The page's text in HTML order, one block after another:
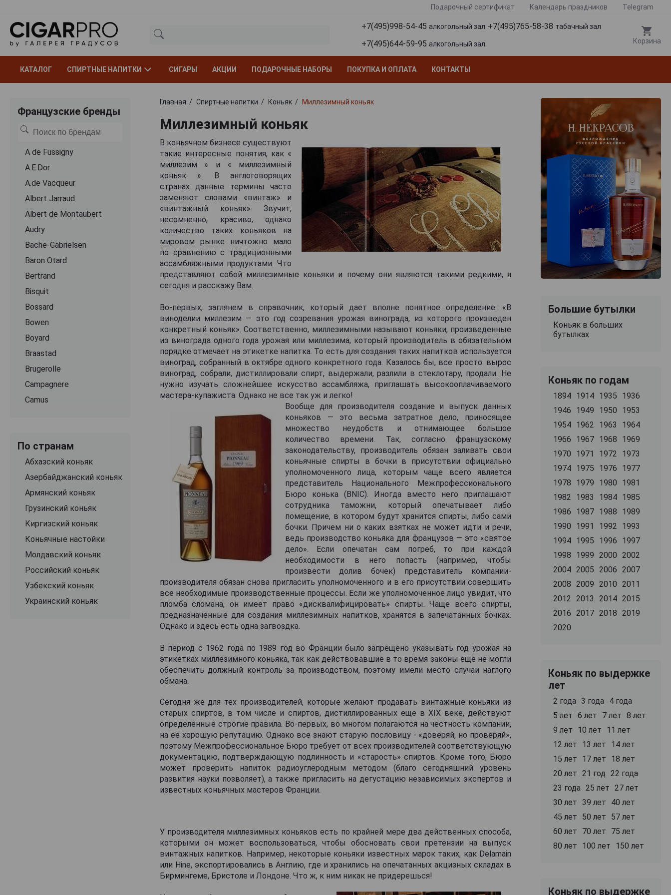
Подарочный сертификат Календарь праздников Telegram
+7(495)998-54-45 алкогольный зал +7(495)765-58-38 табачный зал
+7(495)644-59-95 алкогольный зал Корзина
КАТАЛОГ СПИРТНЫЕ НАПИТКИ СИГАРЫ АКЦИИ ПОДАРОЧНЫЕ НАБОРЫ ПОКУПКА И ОПЛАТА КОНТАКТЫ
Французские бренды
A de Fussigny
A.E.Dor
A.de Vacqueur
Albert Jarraud
Albert de Montaubert
Audry
Bache-Gabrielsen
Baron Otard
Bertrand
Bisquit
Bossard
Bowen
Boyard
Braastad
Brugerolle
Campagnere
Camus
Chateau de Montifaud
Chateau de Triac
Chateau le Grand Vostock
Chronos
Claude Chatelier
Claude Thorin
Comte Joseph
Courvoisier
Croizet
Daniel Bouju
Davidoff
По странам
Абхазский коньяк
Азербайджанский коньяк
Армянский коньяк
Грузинский коньяк
Киргизский коньяк
Коньячные настойки
Молдавский коньяк
Российский коньяк
Узбекский коньяк
Украинский коньяк
Главная Спиртные напитки Коньяк Миллезимный коньяк
Миллезимный коньяк
В коньячном бизнесе существуют
такие интересные понятия, как «
миллезим » и « миллезимный
коньяк ». В англоговорящих
странах данные термины часто
заменяют словами «винтаж» и
«винтажный коньяк». Звучит,
несомненно, красиво, однако
количество таких коньяков на
мировом рынке ничтожно мало
по сравнению с традиционными
ассамбляжными продуктами. Что
представляют собой миллезимные коньяки и почему они являются такими редкими, я
сегодня и расскажу Вам.
Во-первых, заглянем в справочник, который дает вполне понятное определение: «В
виноделии миллезим — это год созревания урожая винограда, из которого произведен
конкретный коньяк». Соответственно, миллезимными называют коньяки, произведенные
из винограда одного года урожая или миллезима, который производитель в обязательном
порядке отмечает на этикетке напитка. То есть для создания таких напитков используется
виноград, собранный в октябре одного конкретного года. Казалось бы, все просто: вырос
виноград, собрали, дистиллировали спирт, выдержали, разлили в стеклотару, продали. Не
нужно изучать сложнейшее искусство ассамбляжа, приглашать высокооплачиваемого
мастера-купажиста. Однако не все так уж и легко!
Вообще для производителя создание и выпуск данных
коньяков — это весьма затратное дело, приносящее
множество неудобств и отнимающее большое
количество времени. Так, согласно французскому
законодательству, производитель обязан заливать свои
коньячные спирты в бочки в присутствии официально
уполномоченного лица, которым чаще всего является
представитель Национального Межпрофессионального
Бюро конька (BNIC). Иногда вместо него приглашают
сотрудника таможни, который опечатывает либо
помещение, в котором будут хранится спирты, либо сами
бочки. Причем ни о каких взятках не может идти и речи,
ведь производство коньяка для французов — это «святое
дело». Если опечатан сам погреб, то при каждой
необходимости в него попасть (например, чтобы
произвести долив бочек) представитель компании-
производителя обязан снова пригласить уполномоченного и в его присутствии совершить
все необходимые производственные процессы. Если же уполномоченное лицо увидит, что
пломба сломана, он имеет право «дисквалифицировать» спирты. Чаще всего спирты,
предназначенные для создания миллезимных напитков, хранятся в запечатанных бочках.
Однако и здесь есть одна загвоздка.
В период с 1962 года по 1989 год во Франции было запрещено указывать год урожая на
этикетках миллезимного коньяка, так как действовавшие в то время законы еще не могли
обеспечить должный контроль за производством, поэтому имели место случаи наглого
обмана.
Сегодня же для тех производителей, которые желают продавать винтажные коньяки из
старых спиртов, в том числе и спиртов, дистиллированных еще в XIX веке, действуют
определенные строгие правила. Во-первых, во многом полагаются на честность компании,
на ее хорошую репутацию. Однако все знают старую пословицу - «доверяй, но проверяй»,
поэтому Межпрофессиональное Бюро требует от всех производителей соответствующую
документацию, подтверждающую подлинность и «старость» спиртов. Кроме того, Бюро
может проверить напиток радиоуглеродным методом (благо сегодняшний уровень
развития науки позволяет), а также пригласить на дегустацию независимых экспертов и
известных коньячных мастеров Франции.
У производителя миллезимных коньяков есть по крайней мере два действенных способа,
которыми он может воспользоваться, чтобы обосновать свои претензии на выпуск
винтажных напитков. Например, некоторые коньяки известных марок таких, как Delamain
или Hine, экспортировались в Англию, где и хранились на опечатанных акцизных складах в
Бирмингеме, Бристоле и Лондоне. Что ж, к ним никак не придерешься!
Большие бутылки
Коньяк в больших
бутылках
Коньяк по годам
1894 1914 1935
1936
1946
1949 1950
1953
1954 1962 1963
1964
1966
1967 1968
1969
1970
1971 1972
1973
1974 1975 1976
1977
1978
1979 1980
1981
1982
1983 1984 1985
1986
1987 1988
1989
1990
1991 1992
1993
1994 1995 1996
1997
1998
1999 2000
2002
2004 2005 2006
2007
2008
2009 2010
2011
2012
2013 2014 2015
2016
2017 2018
2019
2020
Коньяк по выдержке
лет
2 года 3 года
4 года
5 лет 6 лет 7 лет 8 лет
9 лет
10 лет
11 лет
12 лет
13 лет
14 лет
15 лет
17 лет
18 лет
20 лет
21 год
22 года
23 года
25 лет
27 лет
30 лет 39 лет
40 лет
45 лет
50 лет
57 лет
60 лет
70 лет
75 лет
80 лет
100 лет 150 лет
Коньяк по выдержке